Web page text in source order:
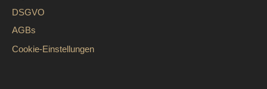
DSGVO
AGBs
Cookie-Einstellungen